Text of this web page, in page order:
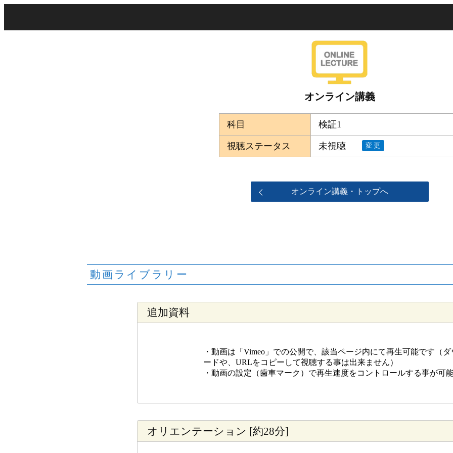
オンライン講義
科目 検証1
視聴ステータス 未視聴 変更
オンライン講義・トップへ
動画ライブラリー
追加資料
・動画は「Vimeo」での公開で、該当ページ内にて再生可能です（ダ
ードや、URLをコピーして視聴する事は出来ません）
・動画の設定（歯車マーク）で再生速度をコントロールする事が可
オリエンテーション [約28分]